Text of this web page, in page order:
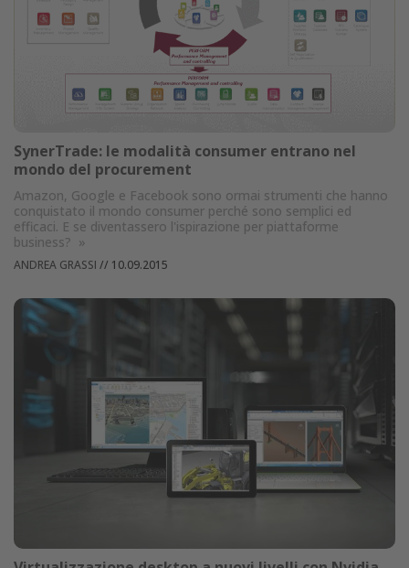
SynerTrade: le modalità consumer entrano nel
mondo del procurement
Amazon, Google e Facebook sono ormai strumenti che hanno
conquistato il mondo consumer perché sono semplici ed
efficaci. E se diventassero l'ispirazione per piattaforme
business? »
ANDREA GRASSI // 10.09.2015